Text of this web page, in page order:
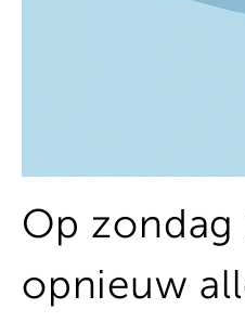
Op zondag
opnieuw